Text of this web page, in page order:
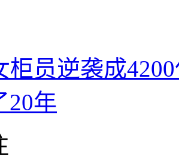
柜员逆袭成
20年